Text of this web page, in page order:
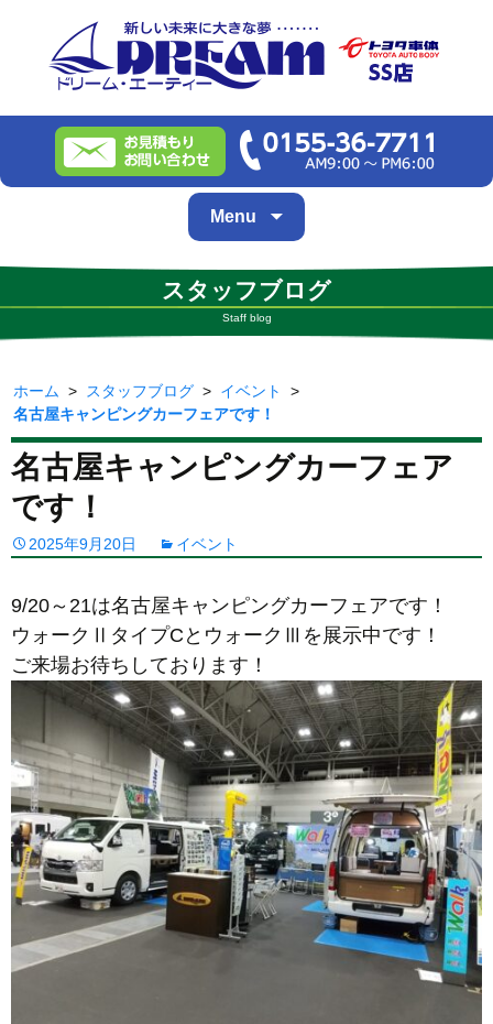
Menu
Skip
スタッフブログ
Staff blog
ホーム > スタッフブログ > イベント
>
名古屋キャンピングカーフェアです！
名古屋キャンピングカーフェア
です！
2025年9月20日 イベント
9/20～21は名古屋キャンピングカーフェアです！
ウォークⅡタイプCとウォークⅢを展示中です！
ご来場お待ちしております！